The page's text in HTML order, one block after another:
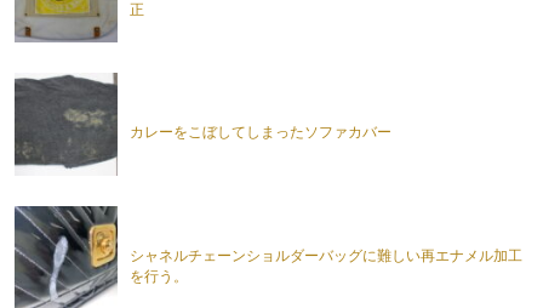
正
カレーをこぼしてしまったソファカバー
シャネルチェーンショルダーバッグに難しい再エナメル加工
を行う。